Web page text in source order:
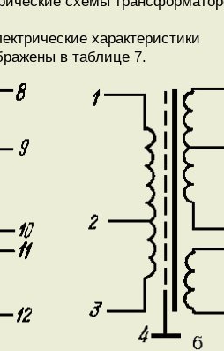
характеристики
в таблице 7.